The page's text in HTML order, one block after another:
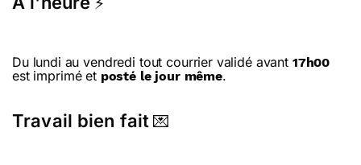
Du lundi au vendredi tout courrier validé avant 17h00
est imprimé et posté le jour même.
Travail bien fait 💌